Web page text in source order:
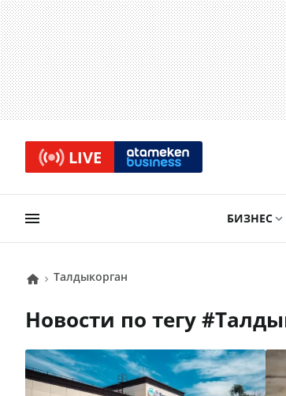
LIVE
БИЗНЕС
Талдыкорган
Новости по тегу #